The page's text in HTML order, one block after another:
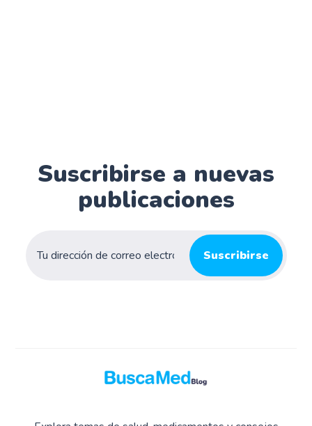
Suscribirse a nuevas
publicaciones
Suscribirse